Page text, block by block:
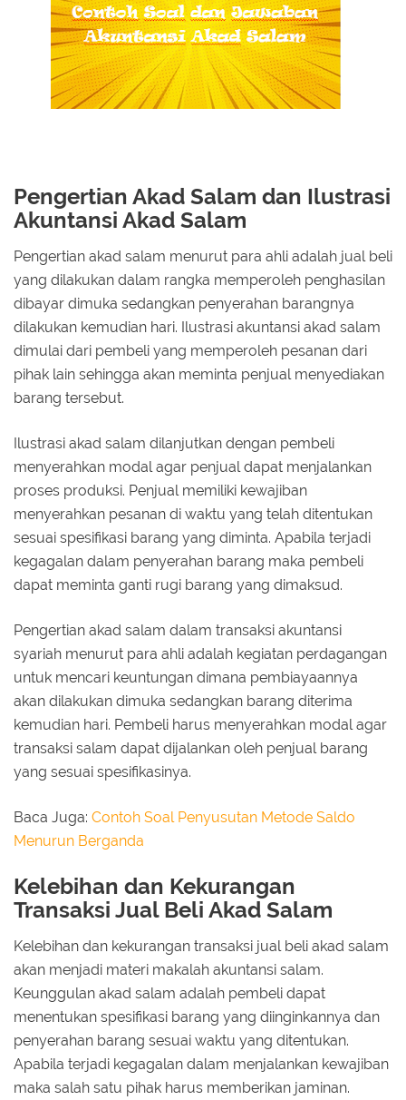
Pengertian Akad Salam dan Ilustrasi
Akuntansi Akad Salam
Pengertian akad salam menurut para ahli adalah jual beli
yang dilakukan dalam rangka memperoleh penghasilan
dibayar dimuka sedangkan penyerahan barangnya
dilakukan kemudian hari. Ilustrasi akuntansi akad salam
dimulai dari pembeli yang memperoleh pesanan dari
pihak lain sehingga akan meminta penjual menyediakan
barang tersebut.
Ilustrasi akad salam dilanjutkan dengan pembeli
menyerahkan modal agar penjual dapat menjalankan
proses produksi. Penjual memiliki kewajiban
menyerahkan pesanan di waktu yang telah ditentukan
sesuai spesifikasi barang yang diminta. Apabila terjadi
kegagalan dalam penyerahan barang maka pembeli
dapat meminta ganti rugi barang yang dimaksud.
Pengertian akad salam dalam transaksi akuntansi
syariah menurut para ahli adalah kegiatan perdagangan
untuk mencari keuntungan dimana pembiayaannya
akan dilakukan dimuka sedangkan barang diterima
kemudian hari. Pembeli harus menyerahkan modal agar
transaksi salam dapat dijalankan oleh penjual barang
yang sesuai spesifikasinya.
Baca Juga: Contoh Soal Penyusutan Metode Saldo
Menurun Berganda
Kelebihan dan Kekurangan
Transaksi Jual Beli Akad Salam
Kelebihan dan kekurangan transaksi jual beli akad salam
akan menjadi materi makalah akuntansi salam.
Keunggulan akad salam adalah pembeli dapat
menentukan spesifikasi barang yang diinginkannya dan
penyerahan barang sesuai waktu yang ditentukan.
Apabila terjadi kegagalan dalam menjalankan kewajiban
maka salah satu pihak harus memberikan jaminan.